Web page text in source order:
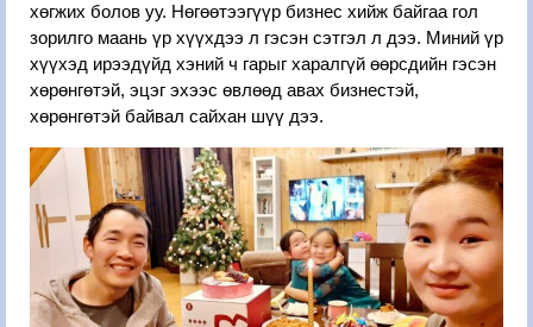
хөгжих болов уу. Нөгөөтээгүүр бизнес хийж байгаа гол
зорилго маань үр хүүхдээ л гэсэн сэтгэл л дээ. Миний үр
хүүхэд ирээдүйд хэний ч гарыг харалгүй өөрсдийн гэсэн
хөрөнгөтэй, эцэг эхээс өвлөөд авах бизнестэй,
хөрөнгөтэй байвал сайхан шүү дээ.